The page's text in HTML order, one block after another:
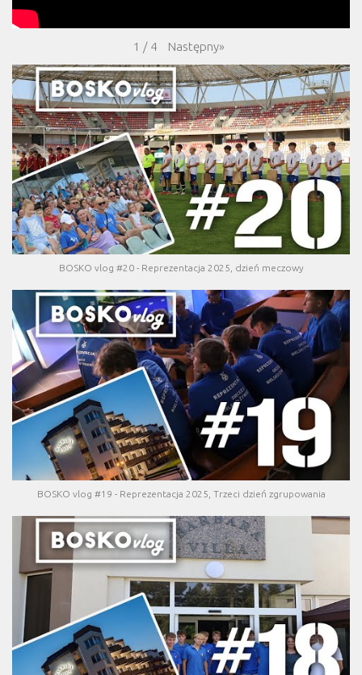
1 / 4 Następny»
BOSKO vlog #20 - Reprezentacja 2025, dzień meczowy
BOSKO vlog #19 - Reprezentacja 2025, Trzeci dzień zgrupowania